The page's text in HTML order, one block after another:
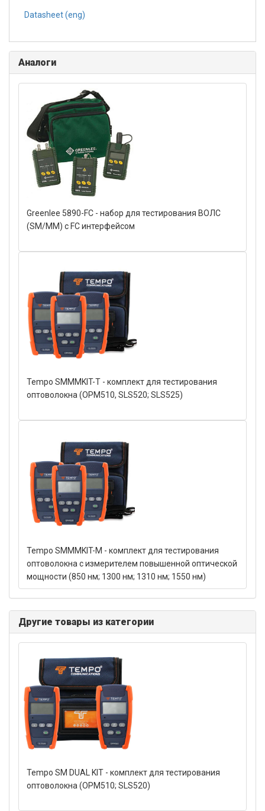
Datasheet (eng)
Аналоги
Greenlee 5890-FC - набор для тестирования ВОЛС
(SM/MM) с FC интерфейсом
Tempo SMMMKIT-T - комплект для тестирования
оптоволокна (OPM510, SLS520; SLS525)
Tempo SMMMKIT-M - комплект для тестирования
оптоволокна с измерителем повышенной оптической
мощности (850 нм; 1300 нм; 1310 нм; 1550 нм)
Другие товары из категории
Tempo SM DUAL KIT - комплект для тестирования
оптоволокна (OPM510; SLS520)